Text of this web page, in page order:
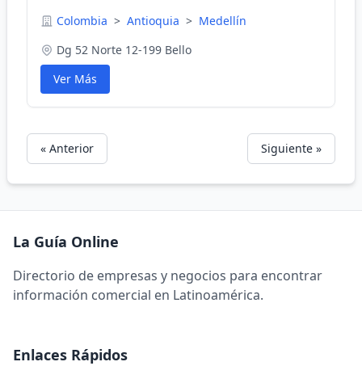
Colombia > Antioquia > Medellín
Dg 52 Norte 12-199 Bello
Ver Más
« Anterior Siguiente »
La Guía Online
Directorio de empresas y negocios para encontrar
información comercial en Latinoamérica.
Enlaces Rápidos